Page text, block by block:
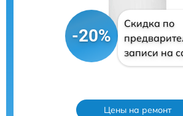
-20%
Скидка по
записи на
Цены на ремонт